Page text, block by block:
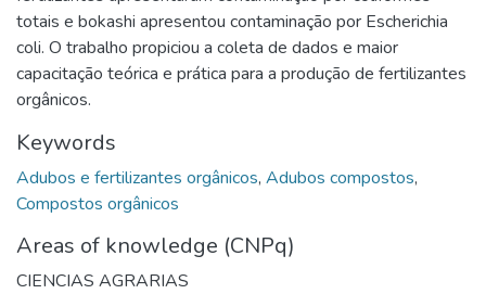
totais e bokashi apresentou contaminação por Escherichia
coli. O trabalho propiciou a coleta de dados e maior
capacitação teórica e prática para a produção de fertilizantes
orgânicos.
Keywords
Adubos e fertilizantes orgânicos, Adubos compostos,
Compostos orgânicos
Areas of knowledge (CNPq)
CIENCIAS AGRARIAS